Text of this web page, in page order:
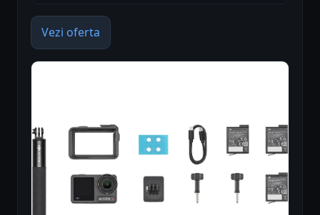
Vezi oferta